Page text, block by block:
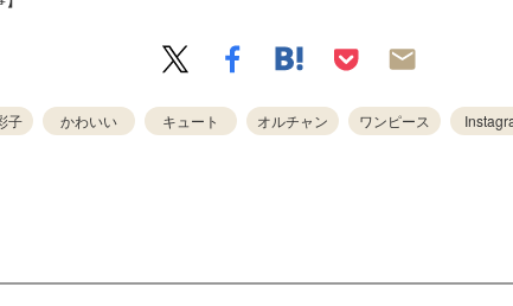
子 かわいい キュート オルチャン ワンピース